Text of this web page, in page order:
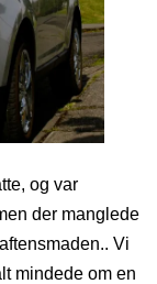
og var
der manglede
Vi
mindede om en